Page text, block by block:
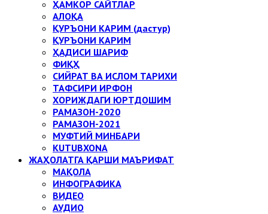
ҲАМКОР САЙТЛАР
АЛОҚА
ҚУРЪОНИ КАРИМ (дастур)
ҚУРЪОНИ КАРИМ
ҲАДИСИ ШАРИФ
ФИҚҲ
СИЙРАТ ВА ИСЛОМ ТАРИХИ
ТАФСИРИ ИРФОН
ХОРИЖДАГИ ЮРТДОШИМ
РАМАЗОН-2020
РАМАЗОН-2021
МУФТИЙ МИНБАРИ
KUTUBXONA
ЖАҲОЛАТГА ҚАРШИ МАЪРИФАТ
МАҚОЛА
ИНФОГРАФИКА
ВИДЕО
АУДИО